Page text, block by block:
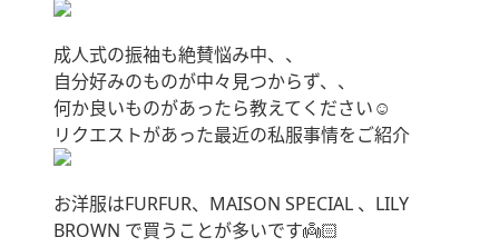
成人式の振袖も絶賛悩み中、、
自分好みのものが中々見つからず、、
何か良いものがあったら教えてください☺️
リクエストがあった最近の私服事情をご紹介
お洋服はFURFUR、MAISON SPECIAL 、LILY
BROWN で買うことが多いです👼🏻